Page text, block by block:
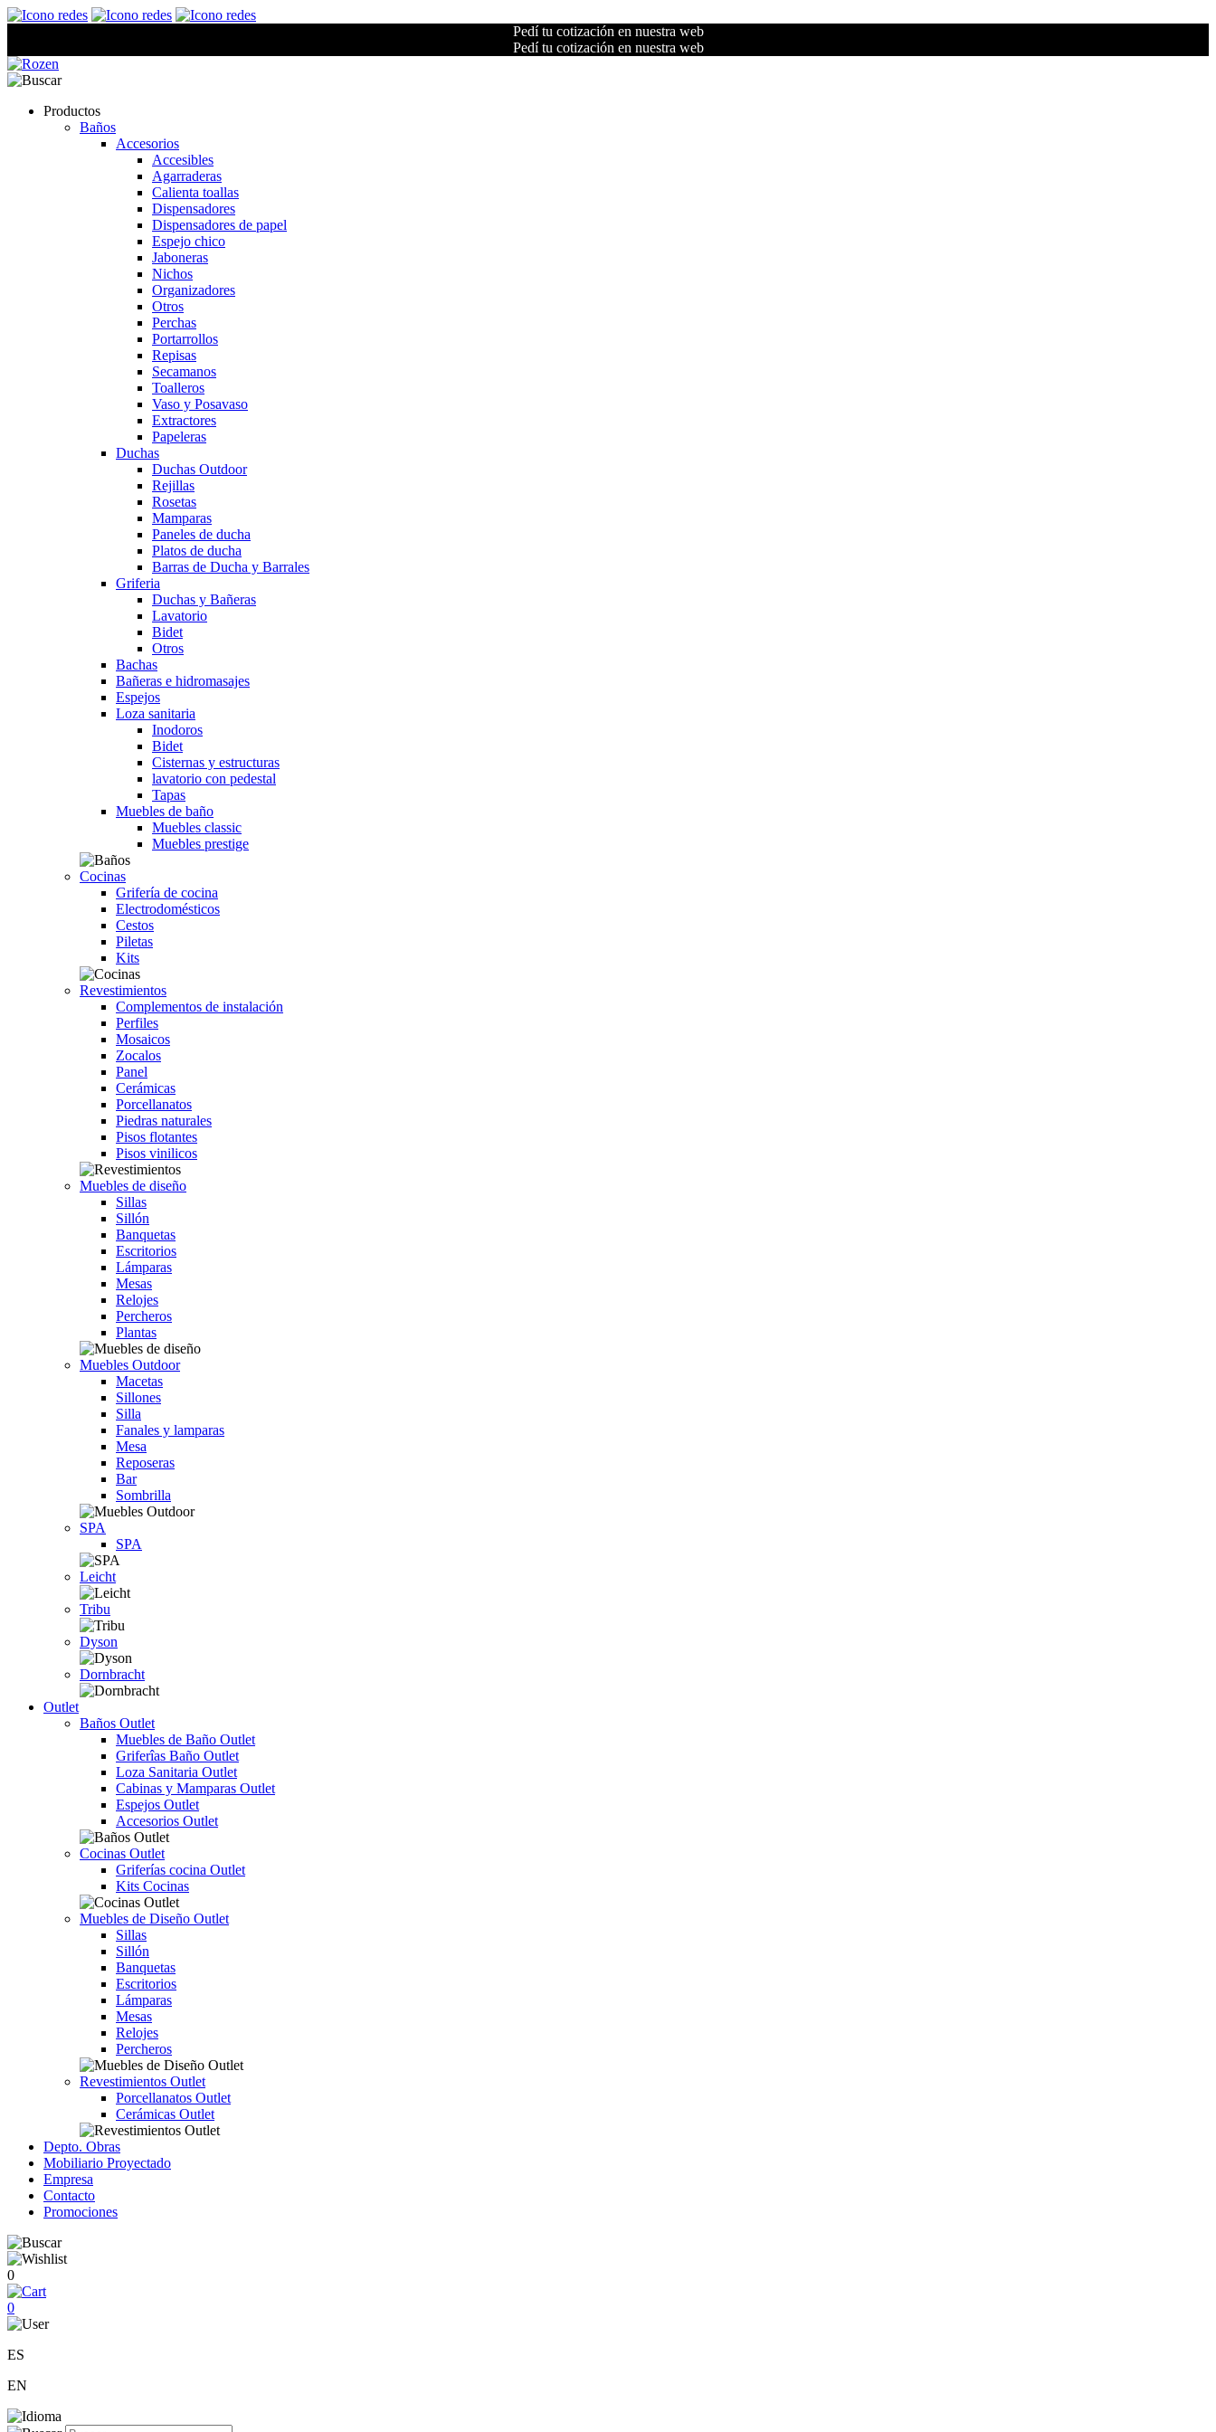
Pedí tu cotización en nuestra web
Pedí tu cotización en nuestra web
Productos
Baños
Accesorios
Accesibles
Agarraderas
Calienta toallas
Dispensadores
Dispensadores de papel
Espejo chico
Jaboneras
Nichos
Organizadores
Otros
Perchas
Portarrollos
Repisas
Secamanos
Toalleros
Vaso y Posavaso
Extractores
Papeleras
Duchas
Duchas Outdoor
Rejillas
Rosetas
Mamparas
Paneles de ducha
Platos de ducha
Barras de Ducha y Barrales
Griferia
Duchas y Bañeras
Lavatorio
Bidet
Otros
Bachas
Bañeras e hidromasajes
Espejos
Loza sanitaria
Inodoros
Bidet
Cisternas y estructuras
lavatorio con pedestal
Tapas
Muebles de baño
Muebles classic
Muebles prestige
Cocinas
Grifería de cocina
Electrodomésticos
Cestos
Piletas
Kits
Revestimientos
Complementos de instalación
Perfiles
Mosaicos
Zocalos
Panel
Cerámicas
Porcellanatos
Piedras naturales
Pisos flotantes
Pisos vinilicos
Muebles de diseño
Sillas
Sillón
Banquetas
Escritorios
Lámparas
Mesas
Relojes
Percheros
Plantas
Muebles Outdoor
Macetas
Sillones
Silla
Fanales y lamparas
Mesa
Reposeras
Bar
Sombrilla
SPA
SPA
Leicht
Tribu
Dyson
Dornbracht
Outlet
Baños Outlet
Muebles de Baño Outlet
Griferîas Baño Outlet
Loza Sanitaria Outlet
Cabinas y Mamparas Outlet
Espejos Outlet
Accesorios Outlet
Cocinas Outlet
Griferías cocina Outlet
Kits Cocinas
Muebles de Diseño Outlet
Sillas
Sillón
Banquetas
Escritorios
Lámparas
Mesas
Relojes
Percheros
Revestimientos Outlet
Porcellanatos Outlet
Cerámicas Outlet
Depto. Obras
Mobiliario Proyectado
Empresa
Contacto
Promociones
0
0
ES
EN